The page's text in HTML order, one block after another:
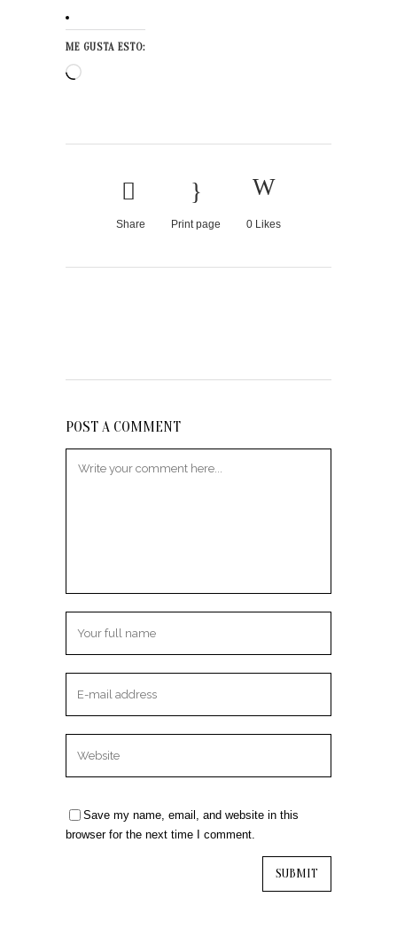
ME GUSTA ESTO:
Cargando...
Share Print page 0 Likes
POST A COMMENT
Save my name, email, and website in this
browser for the next time I comment.